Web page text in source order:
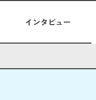
インタビュー